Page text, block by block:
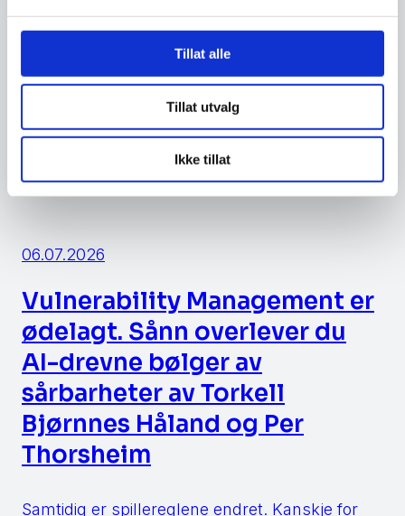
Tillat alle
Tillat utvalg
Ikke tillat
til Næringslivets Sikkerhetsorganiasjon. Har
også delt det til diverse arkivkonferanser både i
Vestland Fylkeskommune, Drammen
Kommune, Digi Viken, men har også presentert
det i Digitaliserings og
Forvaltningsdepartementet sitt møte i «Open
[…]
06.07.2026
Vulnerability Management er
ødelagt. Sånn overlever du
AI-drevne bølger av
sårbarheter av Torkell
Bjørnnes Håland og Per
Thorsheim
Samtidig er spillereglene endret. Kanskje for